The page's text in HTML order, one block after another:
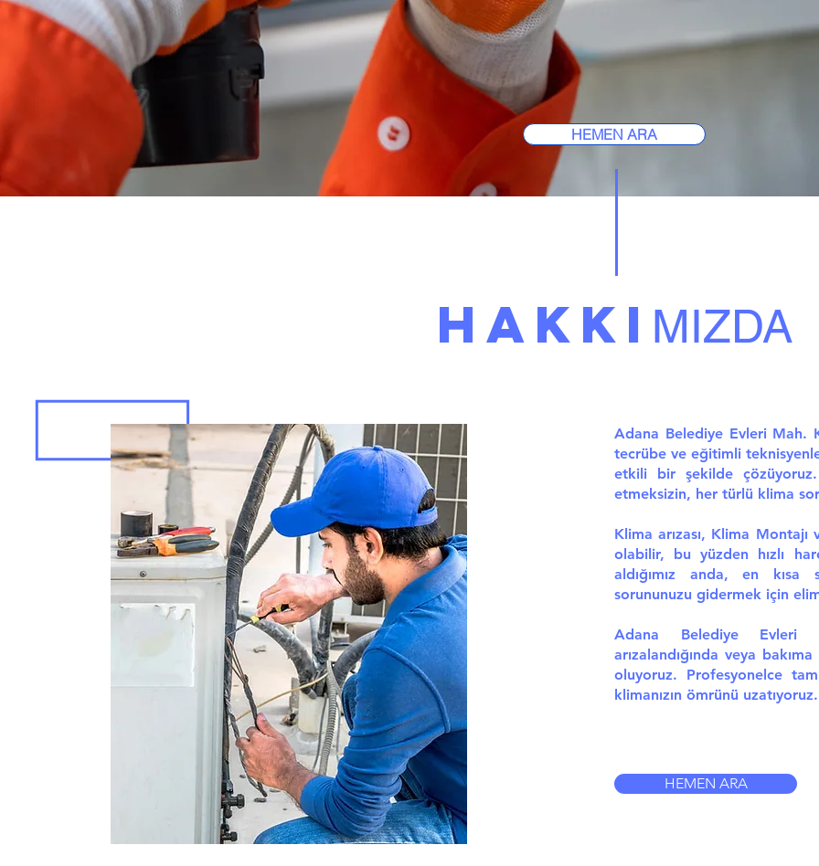
HEMEN ARA
HAKKI MIZDA
Adana Belediye Evleri Mah.
tecrübe ve eğitimli
etkili bir şekilde
etmeksizin, her türlü klima
Klima arızası, Klima
olabilir, bu yüzden hızlı
aldığımız anda, en
sorununuzu gidermek için
Adana Belediye Evleri
arızalandığında veya
oluyoruz. Profesyonelce
klimanızın ömrünü uzatıyoruz.
HEMEN ARA